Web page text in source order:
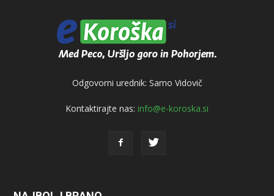
Odgovorni urednik: Samo Vidovič
Kontaktirajte nas: info@e-koroska.si